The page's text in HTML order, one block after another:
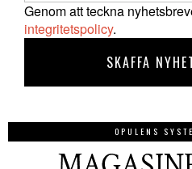
Genom att teckna
integritetspolicy.
OPULENS